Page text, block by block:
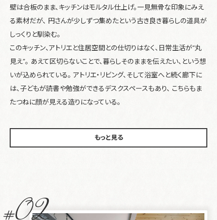
壁は合板のまま、キッチンはモルタル仕上げ。一見無骨な印象にみえ
る素材だが、 円さんが少しずつ集めたという古き良き暮らしの道具が
しっくりと馴染む。
このキッチン、アトリエと住居空間との仕切りはなく、日常生活が“丸
見え”。 あえて区切らないことで、暮らしそのままを伝えたい、という想
いが込められている。 アトリエ・リビング、そして浴室へと続く廊下に
は、子どもが読書や勉強ができるデスクスペースもあり、 こちらもま
たつねに顔が見える造りになっている。
もっと見る